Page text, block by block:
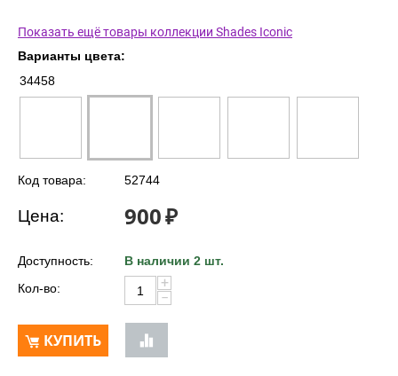
Показать ещё товары коллекции Shades Iconic
Варианты цвета:
34458
Код товара: 52744
Цена: 900₽
Доступность:
В наличии 2 шт.
Кол-во:
+
−
КУПИТЬ